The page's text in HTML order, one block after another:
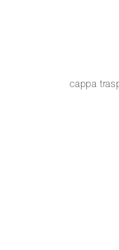
cappa